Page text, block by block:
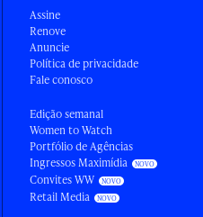
Assine
Renove
Anuncie
Política de privacidade
Fale conosco
Edição semanal
Women to Watch
Portfólio de Agências
Ingressos Maximídia
Convites WW
Retail Media